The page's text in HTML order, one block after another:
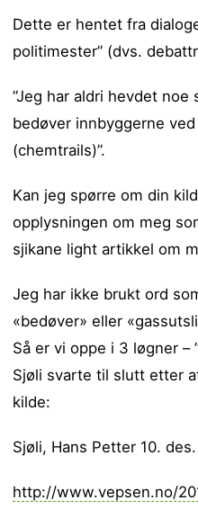
Dette er hentet fra
politimester” (dvs.
”Jeg har aldri hevdet
bedøver innbyggerne
(chemtrails)”.
Kan jeg spørre om din
opplysningen om meg
sjikane light artikkel om
Jeg har ikke brukt ord
«bedøver» eller
Så er vi oppe i 3 løgner –
Sjøli svarte til slutt etter
kilde:
Sjøli, Hans Petter 10.
http://www.vepsen.no/